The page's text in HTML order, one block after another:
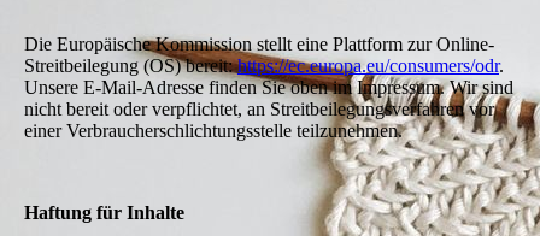
Die Europäische Kommission stellt eine Plattform zur Online-
Streitbeilegung (OS) bereit:https://ec.europa.eu/consumers/odr.
Unsere E-Mail-Adresse finden Sie oben im Impressum. Wir sind
nicht bereit oder verpflichtet, an Streitbeilegungsverfahren vor
einer Verbraucherschlichtungsstelle teilzunehmen.
Haftung für Inhalte